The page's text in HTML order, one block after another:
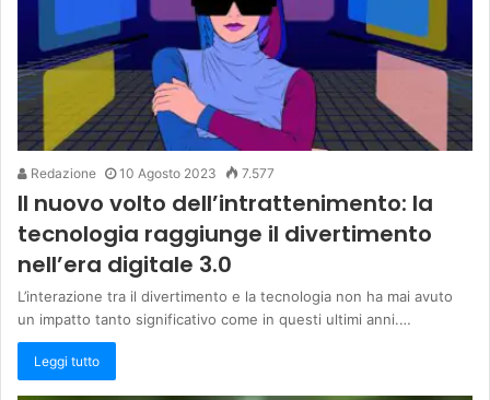
Redazione 10 Agosto 2023 7.577
Il nuovo volto dell’intrattenimento: la
tecnologia raggiunge il divertimento
nell’era digitale 3.0
L’interazione tra il divertimento e la tecnologia non ha mai avuto
un impatto tanto significativo come in questi ultimi anni.…
Leggi tutto